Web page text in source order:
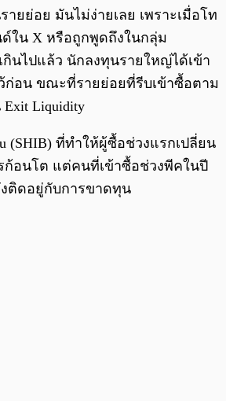
ยย่อย มันไม่ง่ายเลย เพราะเมื่อโท
ด์ใน X หรือถูกพูดถึงในกลุ่ม
กินไปแล้ว นักลงทุนรายใหญ่ได้เข้า
ก่อน ขณะที่รายย่อยที่รีบเข้าซื้อตาม
Liquidity
(SHIB) ที่ทำให้ผู้ซื้อช่วงแรกเปลี่ยน
รก้อนโต แต่คนที่เข้าซื้อช่วงพีคในปี
ติดอยู่กับการขาดทุน